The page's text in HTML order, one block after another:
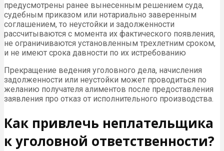
предусмотрены ранее вынесенным решением суда,
судебным приказом или нотариально заверенным
соглашением, то неустойки и задолженности
рассчитываются с момента их фактического появления,
не ограничиваются установленным трехлетним сроком,
и не имеют срока давности по их истребованию
Прекращение ведения уголовного дела, начисления
задолженности или неустойки может проводиться по
желанию получателя алиментов после предоставления
заявления про отказ от исполнительного производства.
Как привлечь неплательщика
к уголовной ответственности?